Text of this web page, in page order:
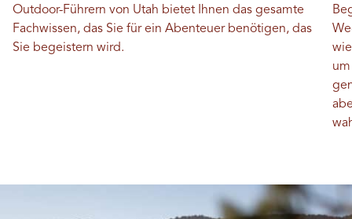
Outdoor-Führern von Utah bietet Ihnen das gesamte
Fachwissen, das Sie für ein Abenteuer benötigen, das
Sie begeistern wird.